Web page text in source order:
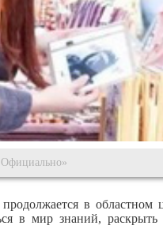
в
в мир знаний,